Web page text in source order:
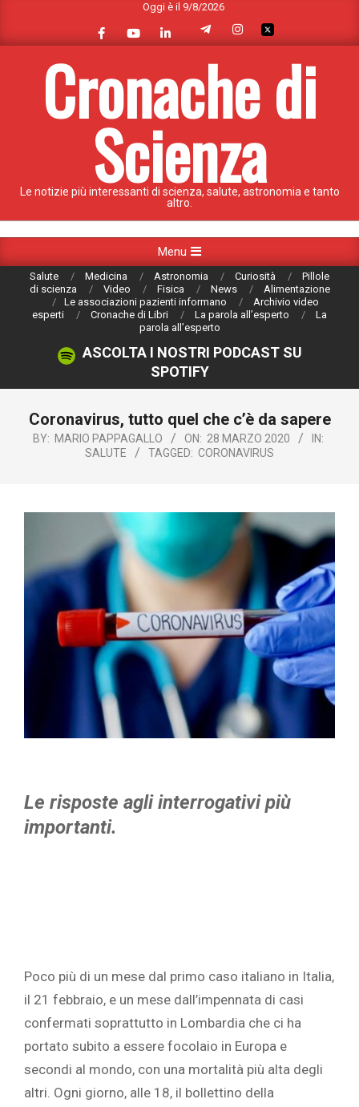
content
Oggi è il 9/8/2026
Cronache di
Scienza
Le notizie più interessanti di scienza, salute, astronomia e tanto
altro.
Navigation
Menu
Salute Medicina Astronomia Curiosità
Pillole
di scienza
Video Fisica News
Alimentazione
Le associazioni pazienti informano
Archivio video
esperti
Cronache di Libri La parola all’esperto
La
parola all’esperto
ASCOLTA I NOSTRI PODCAST SU
SPOTIFY
Coronavirus, tutto quel che c’è da sapere
BY: MARIO PAPPAGALLO ON: 28 MARZO 2020
IN:
SALUTE
TAGGED: CORONAVIRUS
Le risposte agli interrogativi più
importanti.
Poco più di un mese dal primo caso italiano in Italia,
il 21 febbraio, e un mese dall’impennata di casi
confermati soprattutto in Lombardia che ci ha
portato subito a essere focolaio in Europa e
secondi al mondo, con una mortalità più alta degli
altri. Ogni giorno, alle 18, il bollettino della